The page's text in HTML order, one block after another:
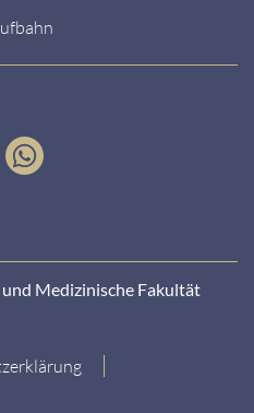
Medizinische Fakultät